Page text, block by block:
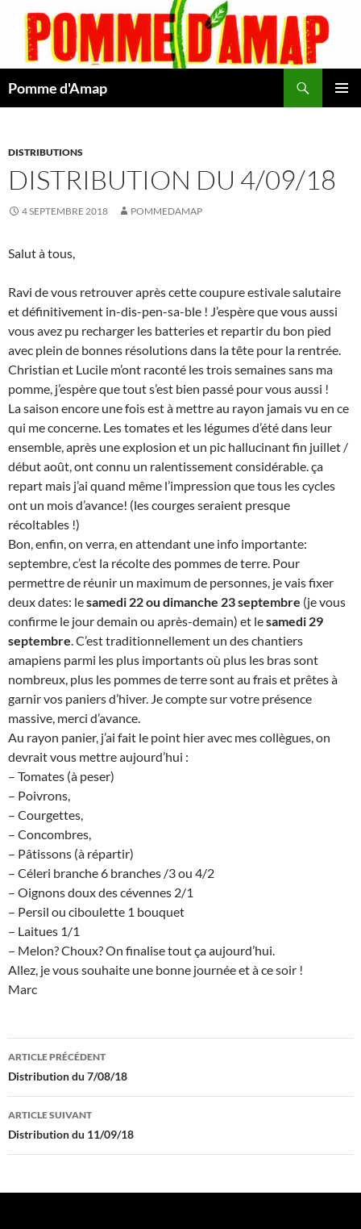
contenu
Pomme d'Amap
DISTRIBUTIONS
DISTRIBUTION DU 4/09/18
4 SEPTEMBRE 2018 POMMEDAMAP
Salut à tous,
Ravi de vous retrouver après cette coupure estivale salutaire
et définitivement in-dis-pen-sa-ble ! J’espère que vous aussi
vous avez pu recharger les batteries et repartir du bon pied
avec plein de bonnes résolutions dans la tête pour la rentrée.
Christian et Lucile m’ont raconté les trois semaines sans ma
pomme, j’espère que tout s’est bien passé pour vous aussi !
La saison encore une fois est à mettre au rayon jamais vu en ce
qui me concerne. Les tomates et les légumes d’été dans leur
ensemble, après une explosion et un pic hallucinant fin juillet /
début août, ont connu un ralentissement considérable. ça
repart mais j’ai quand même l’impression que tous les cycles
ont un mois d’avance! (les courges seraient presque
récoltables !)
Bon, enfin, on verra, en attendant une info importante:
septembre, c’est la récolte des pommes de terre. Pour
permettre de réunir un maximum de personnes, je vais fixer
deux dates: lesamedi 22 ou dimanche 23 septembre (je vous
confirme le jour demain ou après-demain) et lesamedi 29
septembre. C’est traditionnellement un des chantiers
amapiens parmi les plus importants où plus les bras sont
nombreux, plus les pommes de terre sont au frais et prêtes à
garnir vos paniers d’hiver. Je compte sur votre présence
massive, merci d’avance.
Au rayon panier, j’ai fait le point hier avec mes collègues, on
devrait vous mettre aujourd’hui :
– Tomates (à peser)
– Poivrons,
– Courgettes,
– Concombres,
– Pâtissons (à répartir)
– Céleri branche 6 branches /3 ou 4/2
– Oignons doux des cévennes 2/1
– Persil ou ciboulette 1 bouquet
– Laitues 1/1
– Melon? Choux? On finalise tout ça aujourd’hui.
Allez, je vous souhaite une bonne journée et à ce soir !
Marc
Navigation
des
articles
ARTICLE PRÉCÉDENT
Distribution du 7/08/18
ARTICLE SUIVANT
Distribution du 11/09/18